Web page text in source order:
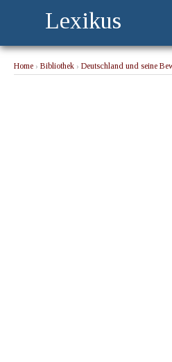
Lexikus
Home › Bibliothek › Deutschland und seine